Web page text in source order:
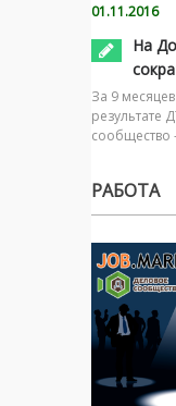
01.11.2016
На
За 9
результате
РАБОТА